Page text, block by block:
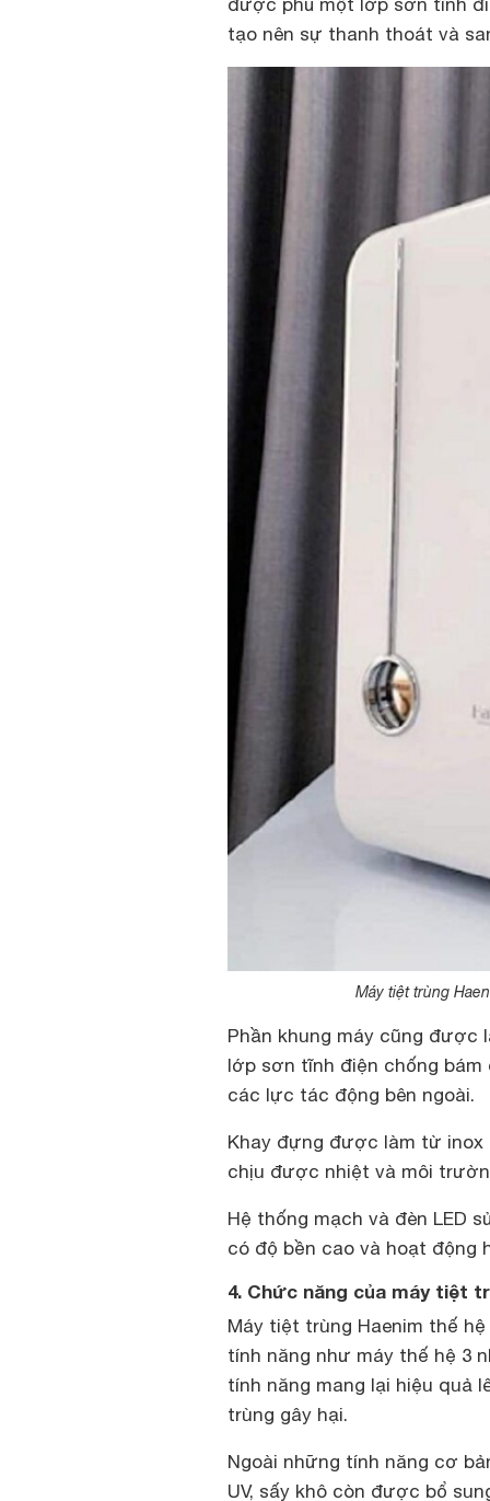
được phủ một lớp sơn tĩnh
tạo nên sự thanh thoát và
Máy tiệt trùng
Phần khung máy cũng
lớp sơn tĩnh điện chống
các lực tác động bên ngoài.
Khay đựng được làm từ
chịu được nhiệt và môi
Hệ thống mạch và đèn LED
có độ bền cao và hoạt động
4. Chức năng của máy tiệt
Máy tiệt trùng Haenim thế
tính năng như máy thế hệ 3
tính năng mang lại hiệu quả
trùng gây hại.
Ngoài những tính năng cơ
UV, sấy khô còn được bổ